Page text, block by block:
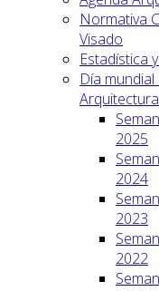
Normativa
Visado
Estadística
Día mundial
Arquitectura
2025
2024
2023
2022